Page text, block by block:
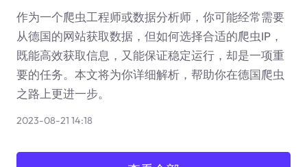
作为一个爬虫工程师或数据分析师，你可能经常需要
从德国的网站获取数据，但如何选择合适的爬虫IP，
既能高效获取信息，又能保证稳定运行，却是一项重
要的任务。本文将为你详细解析，帮助你在德国爬虫
之路上更进一步。
2023-08-21 14:18